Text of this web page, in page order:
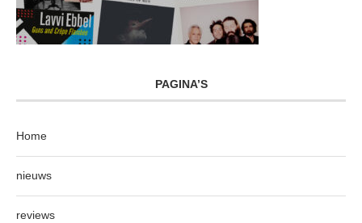
PAGINA’S
Home
nieuws
reviews